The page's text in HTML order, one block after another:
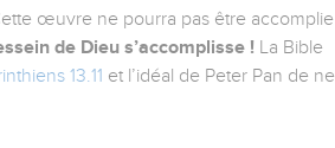
œuvre ne pourra pas être accomplie
de Dieu s’accomplisse ! La Bible
13.11 et l’idéal de Peter Pan de ne